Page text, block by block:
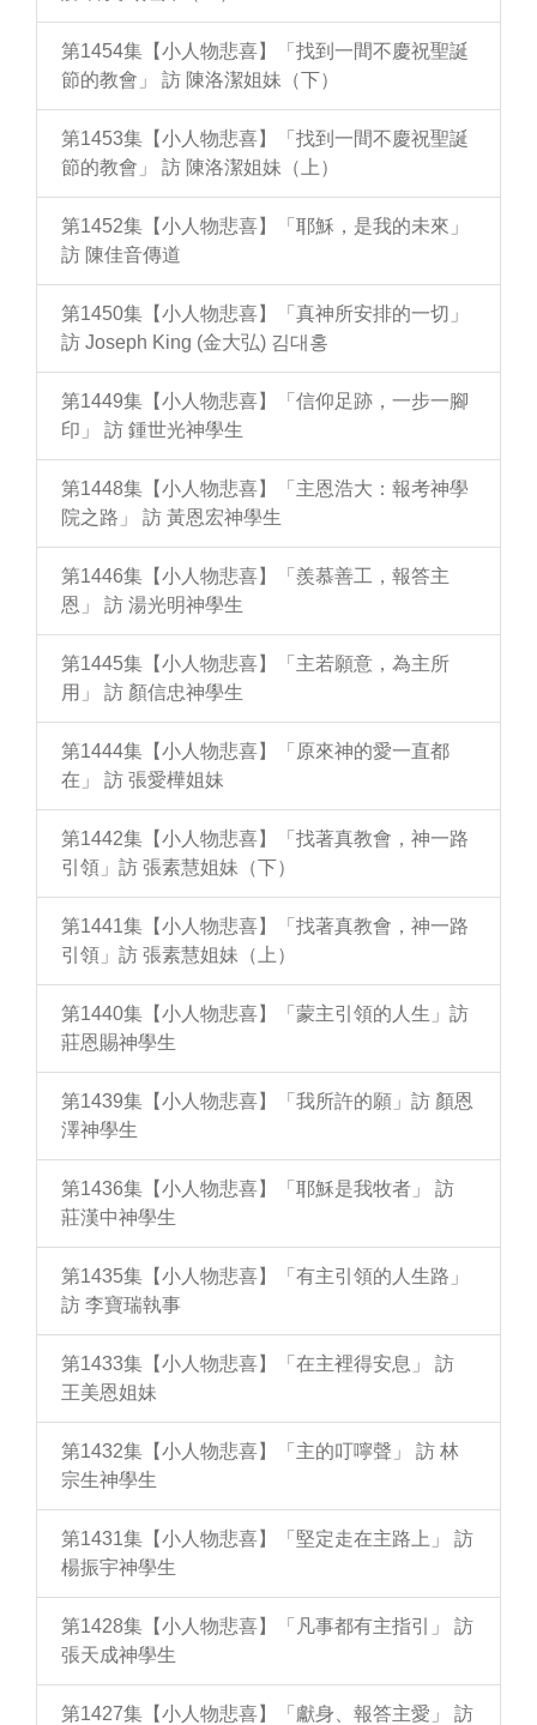
第1454集【小人物悲喜】「找到一間不慶祝聖誕
節的教會」 訪 陳洛潔姐妹（下）
第1453集【小人物悲喜】「找到一間不慶祝聖誕
節的教會」 訪 陳洛潔姐妹（上）
第1452集【小人物悲喜】「耶穌，是我的未來」
訪 陳佳音傳道
第1450集【小人物悲喜】「真神所安排的一切」
訪 Joseph King (金大弘) 김대홍
第1449集【小人物悲喜】「信仰足跡，一步一腳
印」 訪 鍾世光神學生
第1448集【小人物悲喜】「主恩浩大：報考神學
院之路」 訪 黃恩宏神學生
第1446集【小人物悲喜】「羨慕善工，報答主
恩」 訪 湯光明神學生
第1445集【小人物悲喜】「主若願意，為主所
用」 訪 顏信忠神學生
第1444集【小人物悲喜】「原來神的愛一直都
在」 訪 張愛樺姐妹
第1442集【小人物悲喜】「找著真教會，神一路
引領」訪 張素慧姐妹（下）
第1441集【小人物悲喜】「找著真教會，神一路
引領」訪 張素慧姐妹（上）
第1440集【小人物悲喜】「蒙主引領的人生」訪
莊恩賜神學生
第1439集【小人物悲喜】「我所許的願」訪 顏恩
澤神學生
第1436集【小人物悲喜】「耶穌是我牧者」 訪
莊漢中神學生
第1435集【小人物悲喜】「有主引領的人生路」
訪 李寶瑞執事
第1433集【小人物悲喜】「在主裡得安息」 訪
王美恩姐妹
第1432集【小人物悲喜】「主的叮嚀聲」 訪 林
宗生神學生
第1431集【小人物悲喜】「堅定走在主路上」 訪
楊振宇神學生
第1428集【小人物悲喜】「凡事都有主指引」 訪
張天成神學生
第1427集【小人物悲喜】「獻身、報答主愛」 訪